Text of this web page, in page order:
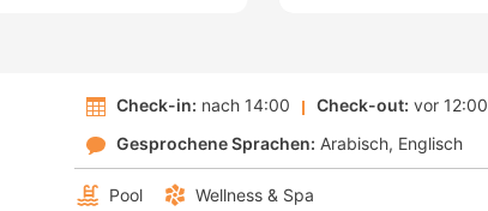
Check-in: nach 14:00 Check-out: vor 12:00
Gesprochene Sprachen: Arabisch Englisch
Pool Wellness & Spa